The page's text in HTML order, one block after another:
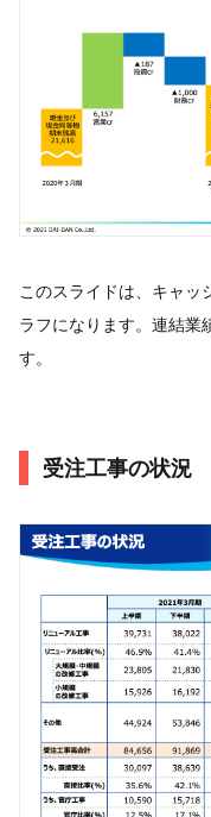
このスライドは、キャッ
ラフになります。連結業
す。
受注工事の状況